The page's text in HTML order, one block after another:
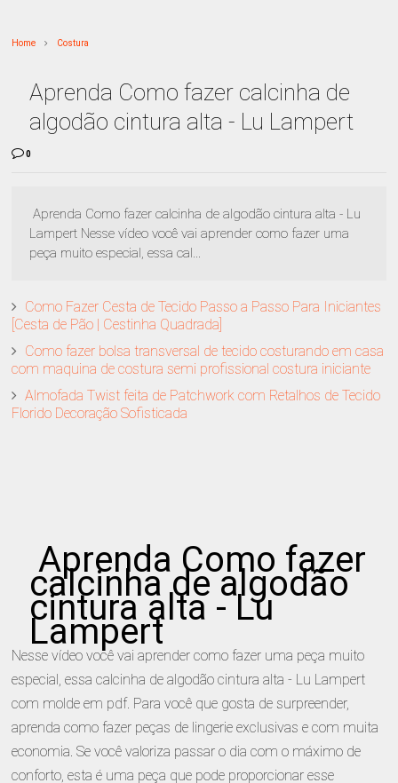
Home Costura
Aprenda Como fazer calcinha de
algodão cintura alta - Lu Lampert
0
Aprenda Como fazer calcinha de algodão cintura alta - Lu
Lampert Nesse vídeo você vai aprender como fazer uma
peça muito especial, essa cal...
Como Fazer Cesta de Tecido Passo a Passo Para Iniciantes
[Cesta de Pão | Cestinha Quadrada]
Como fazer bolsa transversal de tecido costurando em casa
com maquina de costura semi profissional costura iniciante
Almofada Twist feita de Patchwork com Retalhos de Tecido
Florido Decoração Sofisticada
Aprenda Como fazer
calcinha de algodão
cintura alta - Lu
Lampert
Nesse vídeo você vai aprender como fazer uma peça muito
especial, essa calcinha de algodão cintura alta - Lu Lampert
com molde em pdf. Para você que gosta de surpreender,
aprenda como fazer peças de lingerie exclusivas e com muita
economia. Se você valoriza passar o dia com o máximo de
conforto, esta é uma peça que pode proporcionar esse